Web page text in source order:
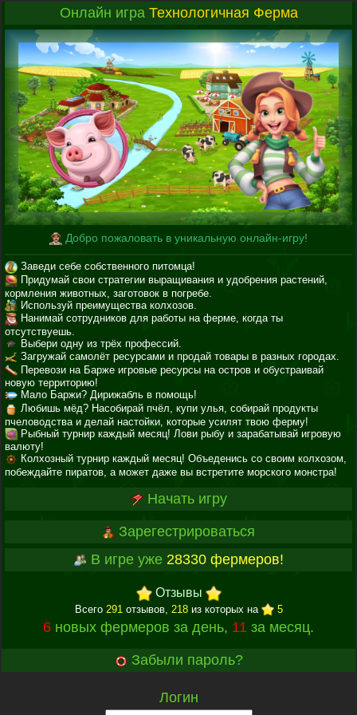
Онлайн игра Технологичная Ферма
Добро пожаловать в уникальную онлайн-игру!
Заведи себе собственного питомца!
Придумай свои стратегии выращивания и удобрения растений,
кормления животных, заготовок в погребе.
Используй преимущества колхозов.
Нанимай сотрудников для работы на ферме, когда ты
отсутствуешь.
Выбери одну из трёх профессий.
Загружай самолёт ресурсами и продай товары в разных городах.
Перевози на Барже игровые ресурсы на остров и обустраивай
новую территорию!
Мало Баржи? Дирижабль в помощь!
Любишь мёд? Насобирай пчёл, купи улья, собирай продукты
пчеловодства и делай настойки, которые усилят твою ферму!
Рыбный турнир каждый месяц! Лови рыбу и зарабатывай игровую
валюту!
Колхозный турнир каждый месяц! Объеденись со своим колхозом,
побеждайте пиратов, а может даже вы встретите морского монстра!
Начать игру
Зарегестрироваться
В игре уже 28330 фермеров!
Отзывы
Всего 291 отзывов, 218из которых на 5
6 новых фермеров за день, 11 за месяц.
Забыли пароль?
Логин